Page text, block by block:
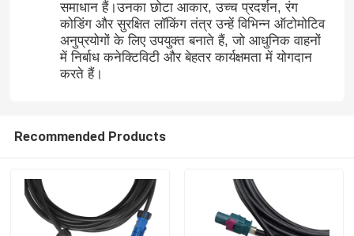
उत्पादों
कारखाना भ्रमण
समाधान हैं।उनका छोटा आकार, उच्च प्रदर्शन, रंग
कोडिंग और सुरक्षित लॉकिंग तंत्र उन्हें विभिन्न ऑटोमोटिव
अनुप्रयोगों के लिए उपयुक्त बनाते हैं, जो आधुनिक वाहनों
में निर्बाध कनेक्टिविटी और बेहतर कार्यक्षमता में योगदान
करते हैं।
Recommended Products